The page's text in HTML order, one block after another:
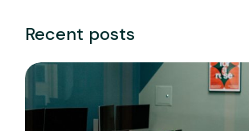
Recent posts